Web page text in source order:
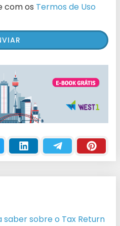
com os Termos de Uso
saber sobre o Tax Return